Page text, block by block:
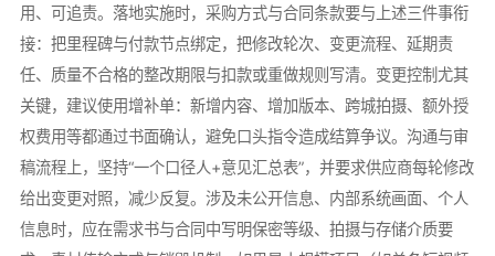
用、可追责。落地实施时，采购方式与合同条款要与上述三件事衔
接：把里程碑与付款节点绑定，把修改轮次、变更流程、延期责
任、质量不合格的整改期限与扣款或重做规则写清。变更控制尤其
关键，建议使用增补单：新增内容、增加版本、跨城拍摄、额外授
权费用等都通过书面确认，避免口头指令造成结算争议。沟通与审
稿流程上，坚持“一个口径人+意见汇总表”，并要求供应商每轮修改
给出变更对照，减少反复。涉及未公开信息、内部系统画面、个人
信息时，应在需求书与合同中写明保密等级、拍摄与存储介质要